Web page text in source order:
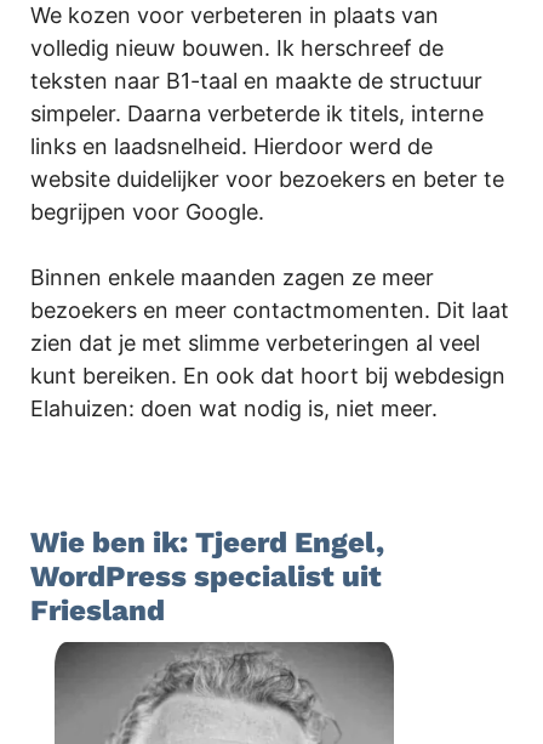
We kozen voor verbeteren in plaats van
volledig nieuw bouwen. Ik herschreef de
teksten naar B1-taal en maakte de structuur
simpeler. Daarna verbeterde ik titels, interne
links en laadsnelheid. Hierdoor werd de
website duidelijker voor bezoekers en beter te
begrijpen voor Google.
Binnen enkele maanden zagen ze meer
bezoekers en meer contactmomenten. Dit laat
zien dat je met slimme verbeteringen al veel
kunt bereiken. En ook dat hoort bij webdesign
Elahuizen: doen wat nodig is, niet meer.
Wie ben ik: Tjeerd Engel,
WordPress specialist uit
Friesland